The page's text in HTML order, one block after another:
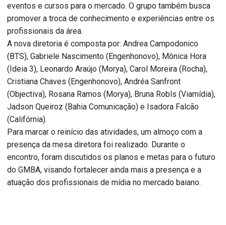
eventos e cursos para o mercado. O grupo também busca
promover a troca de conhecimento e experiências entre os
profissionais da área.
A nova diretoria é composta por: Andrea Campodonico
(BTS), Gabriele Nascimento (Engenhonovo), Mônica Hora
(Ideia 3), Leonardo Araújo (Morya), Carol Moreira (Rocha),
Cristiana Chaves (Engenhonovo), Andréa Sanfront
(Objectiva), Rosana Ramos (Morya), Bruna Robls (Viamídia),
Jadson Queiroz (Bahia Comunicação) e Isadora Falcão
(Califórnia).
Para marcar o reinício das atividades, um almoço com a
presença da mesa diretora foi realizado. Durante o
encontro, foram discutidos os planos e metas para o futuro
do GMBA, visando fortalecer ainda mais a presença e a
atuação dos profissionais de mídia no mercado baiano.